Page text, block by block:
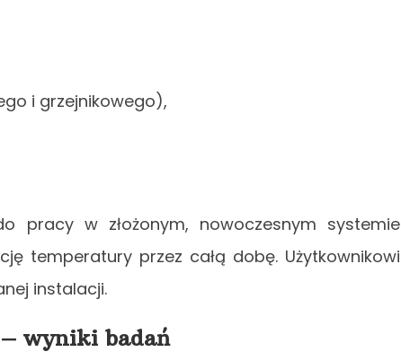
i grzejnikowego),
pracy w złożonym, nowoczesnym systemie
temperatury przez całą dobę. Użytkownikowi
instalacji.
– wyniki badań